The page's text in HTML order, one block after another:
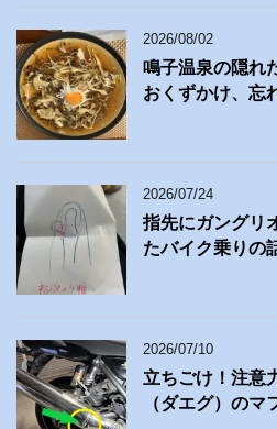
2026/08/02
鳴子温泉の隠れ
おくずかけ、忘
2026/07/24
指先にガングリ
たバイク乗りの
2026/07/10
立ちごけ！注意
（ダエグ）のマ